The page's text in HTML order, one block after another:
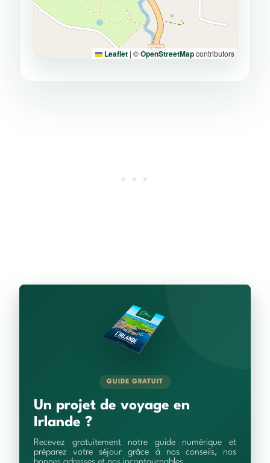
Leaflet | ©OpenStreetMapcontributors
GUIDE GRATUIT
Un projet de voyage en
Irlande ?
Recevez gratuitement notre guide numérique et
préparez votre séjour grâce à nos conseils, nos